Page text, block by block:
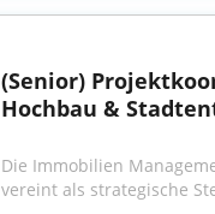
(Senior)
Hochbau &
Die Immobilien
vereint als strategische